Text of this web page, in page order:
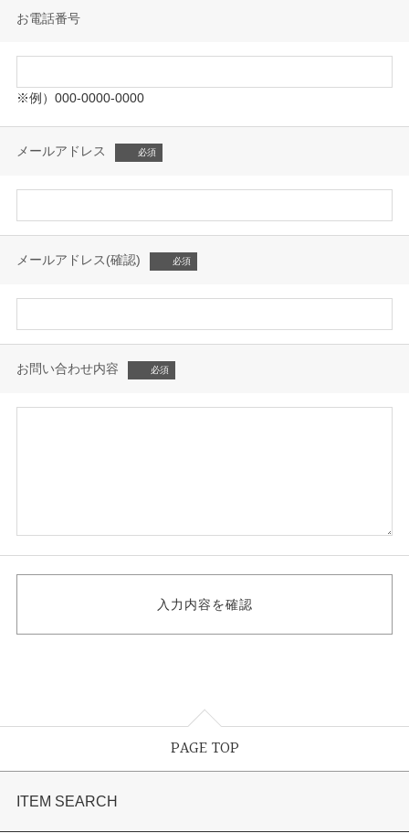
お電話番号
※例）000-0000-0000
メールアドレス
メールアドレス(確認)
お問い合わせ内容
PAGE TOP
ITEM SEARCH